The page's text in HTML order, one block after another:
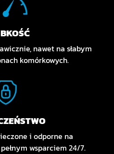
nawet na słabym
komórkowych.
i odporne na
wsparciem 24/7.